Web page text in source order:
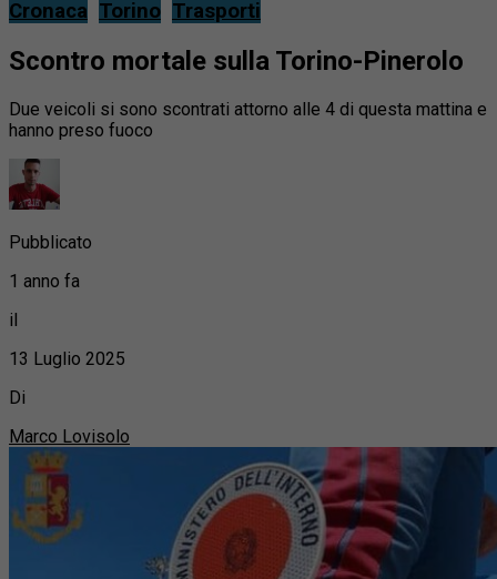
Cronaca Torino Trasporti
Scontro mortale sulla Torino-Pinerolo
Due veicoli si sono scontrati attorno alle 4 di questa mattina e
hanno preso fuoco
Pubblicato
1 anno fa
il
13 Luglio 2025
Di
Marco Lovisolo